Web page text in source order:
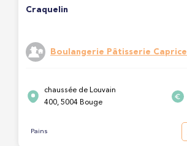
Craquelin
Boulangerie Pâtisserie Caprice
chaussée de Louvain
400, 5004 Bouge
Pains